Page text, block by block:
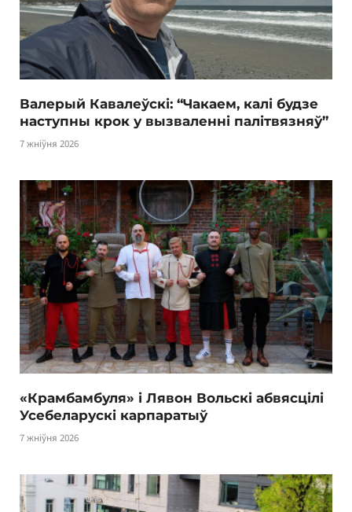
Валерый Кавалеўскі: “Чакаем, калі будзе
наступны крок у вызваленні палітвязняў”
7 жніўня 2026
«Крамбамбуля» і Лявон Вольскі абвясцілі
Усебеларускі карпаратыў
7 жніўня 2026